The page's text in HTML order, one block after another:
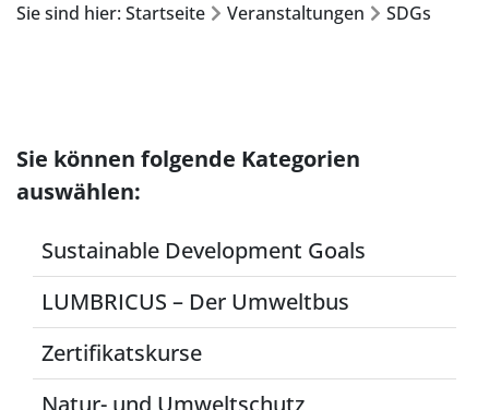
Sie sind hier: Startseite Veranstaltungen SDGs
Sie können folgende Kategorien
auswählen:
Sustainable Development Goals
LUMBRICUS – Der Umweltbus
Zertifikatskurse
Natur- und Umweltschutz